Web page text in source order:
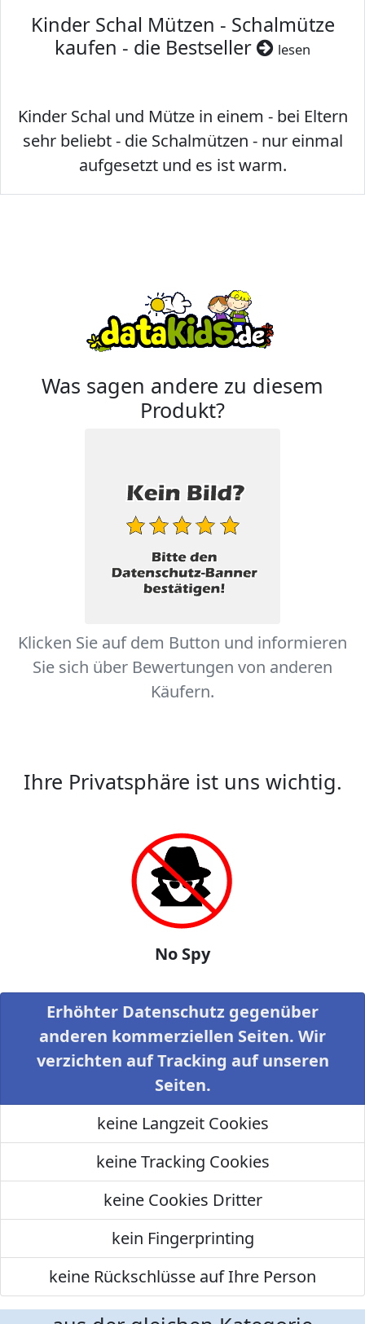
Kinder Schal Mützen - Schalmütze
kaufen - die Bestseller
lesen
Kinder Schal und Mütze in einem - bei Eltern
sehr beliebt - die Schalmützen - nur einmal
aufgesetzt und es ist warm.
Was sagen andere zu diesem
Produkt?
Klicken Sie auf dem Button und informieren
Sie sich über Bewertungen von anderen
Käufern.
Ihre Privatsphäre ist uns wichtig.
No Spy
Erhöhter Datenschutz gegenüber
anderen kommerziellen Seiten. Wir
verzichten auf Tracking auf unseren
Seiten.
keine Langzeit Cookies
keine Tracking Cookies
keine Cookies Dritter
kein Fingerprinting
keine Rückschlüsse auf Ihre Person